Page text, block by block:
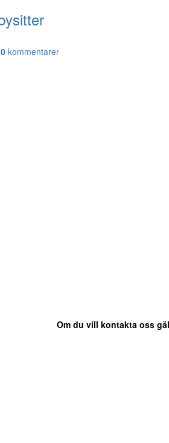
0 kommentarer
Om du vill kontakta oss